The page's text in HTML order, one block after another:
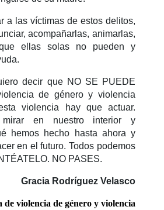
a las víctimas de estos delitos,
acompañarlas, animarlas,
ellas solas no pueden y
decir que NO SE PUEDE
de género y violencia
violencia hay que actuar.
mirar en nuestro interior y
hemos hecho hasta ahora y
en el futuro. Todos podemos
NO PASES.
Gracia Rodríguez Velasco
de violencia de género y violencia